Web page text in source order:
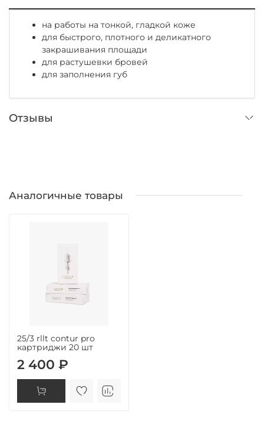
на работы на тонкой, гладкой коже
для быстрого, плотного и деликатного
закрашивания площади
для растушевки бровей
для заполнения губ
Отзывы
Аналогичные товары
25/3 rllt contur pro
картриджи 20 шт
2 400 ₽